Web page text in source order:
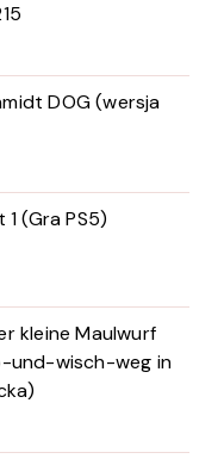
DOG (wersja
(Gra PS5)
kleine Maulwurf
und-wisch-weg in